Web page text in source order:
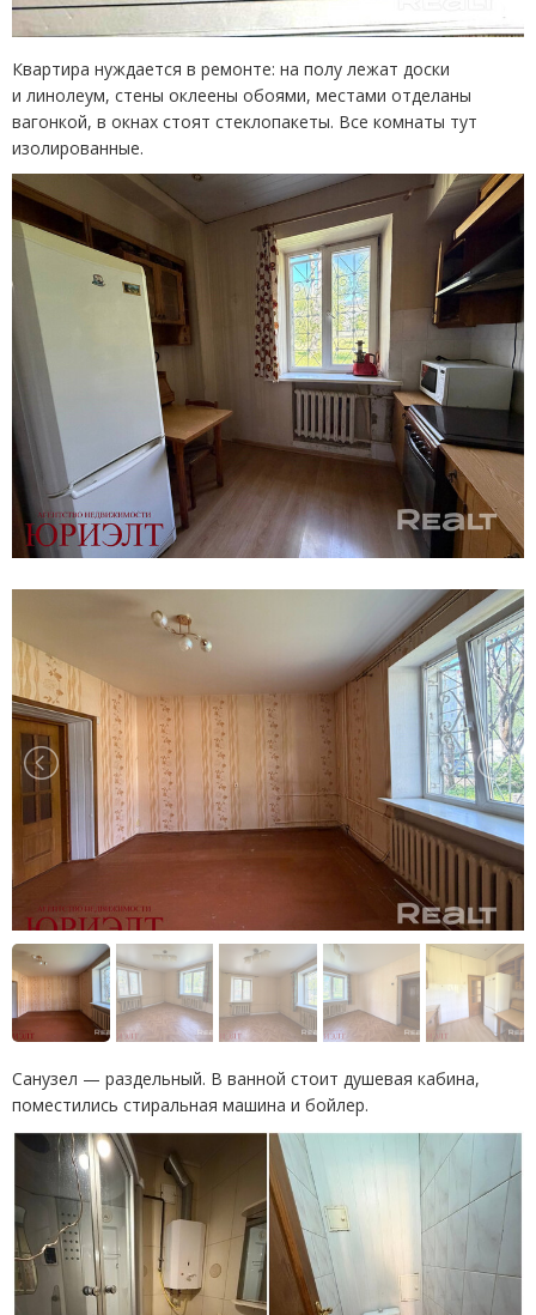
Квартира нуждается в ремонте: на полу лежат доски
и линолеум, стены оклеены обоями, местами отделаны
вагонкой, в окнах стоят стеклопакеты. Все комнаты тут
изолированные.
Санузел — раздельный. В ванной стоит душевая кабина,
поместились стиральная машина и бойлер.